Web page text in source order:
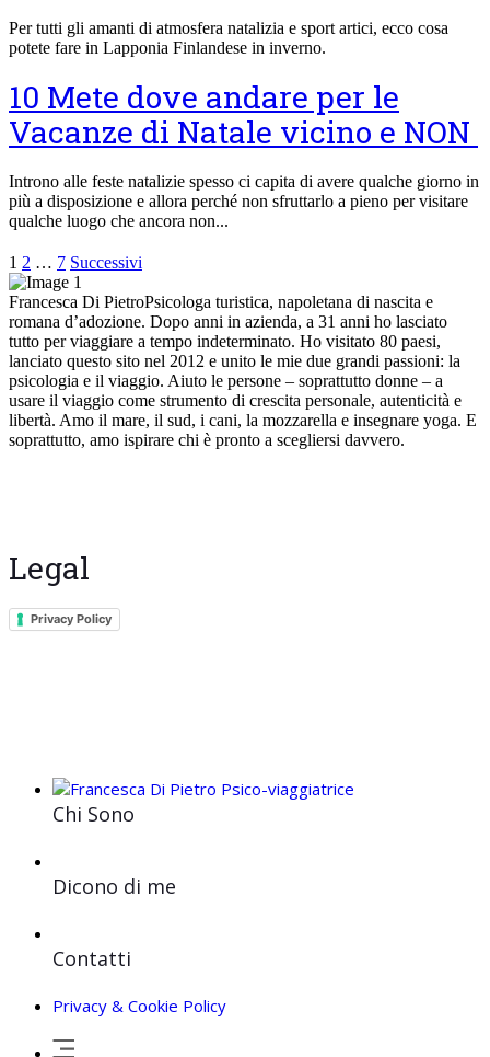
Per tutti gli amanti di atmosfera natalizia e sport artici, ecco cosa
potete fare in Lapponia Finlandese in inverno.
10 Mete dove andare per le
Vacanze di Natale vicino e NON
Introno alle feste natalizie spesso ci capita di avere qualche giorno in
più a disposizione e allora perché non sfruttarlo a pieno per visitare
qualche luogo che ancora non...
1 2 … 7 Successivi
Francesca Di PietroPsicologa turistica, napoletana di nascita e
romana d’adozione. Dopo anni in azienda, a 31 anni ho lasciato
tutto per viaggiare a tempo indeterminato. Ho visitato 80 paesi,
lanciato questo sito nel 2012 e unito le mie due grandi passioni: la
psicologia e il viaggio. Aiuto le persone – soprattutto donne – a
usare il viaggio come strumento di crescita personale, autenticità e
libertà. Amo il mare, il sud, i cani, la mozzarella e insegnare yoga. E
soprattutto, amo ispirare chi è pronto a scegliersi davvero.
Legal
Privacy Policy
Chi Sono
Dicono di me
Contatti
Privacy & Cookie Policy